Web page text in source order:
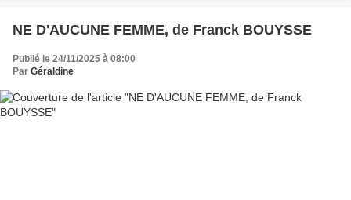
NE D'AUCUNE FEMME, de Franck BOUYSSE
Publié le 24/11/2025 à 08:00
Par Géraldine